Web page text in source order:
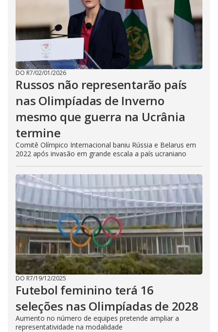
DO R7/02/01/2026
Russos não representarão país
nas Olimpíadas de Inverno
mesmo que guerra na Ucrânia
termine
Comitê Olímpico Internacional baniu Rússia e Belarus em
2022 após invasão em grande escala a país ucraniano
DO R7/19/12/2025
Futebol feminino terá 16
seleções nas Olimpíadas de 2028
Aumento no número de equipes pretende ampliar a
representatividade na modalidade